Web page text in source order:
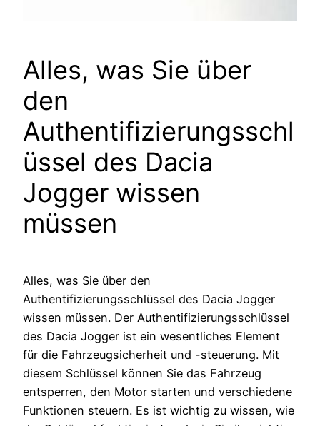
Alles, was Sie über
den
Authentifizierungsschl
üssel des Dacia
Jogger wissen
müssen
Alles, was Sie über den
Authentifizierungsschlüssel des Dacia Jogger
wissen müssen. Der Authentifizierungsschlüssel
des Dacia Jogger ist ein wesentliches Element
für die Fahrzeugsicherheit und -steuerung. Mit
diesem Schlüssel können Sie das Fahrzeug
entsperren, den Motor starten und verschiedene
Funktionen steuern. Es ist wichtig zu wissen, wie